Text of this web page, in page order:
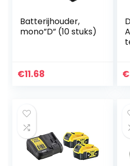
Batterijhouder,
mono”D” (10 stuks)
€11.68 €